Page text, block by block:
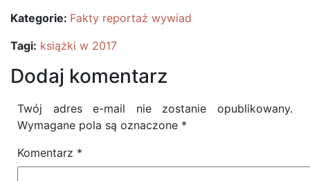
Kategorie: Fakty reportaż wywiad
Tagi: książki w 2017
Dodaj komentarz
Twój adres e-mail nie zostanie opublikowany.
Wymagane pola są oznaczone *
Komentarz *